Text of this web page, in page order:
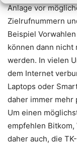
Anlage vor
Zielrufnummern
Beispiel
können dann
werden. In vielen
dem Internet
Laptops oder
daher immer
Um einen
empfehlen Bitkom,
daher auch, die